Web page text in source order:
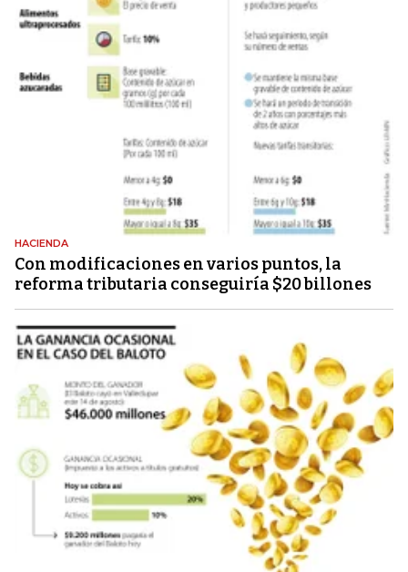
HACIENDA
Con modificaciones en varios puntos, la
reforma tributaria conseguiría $20 billones